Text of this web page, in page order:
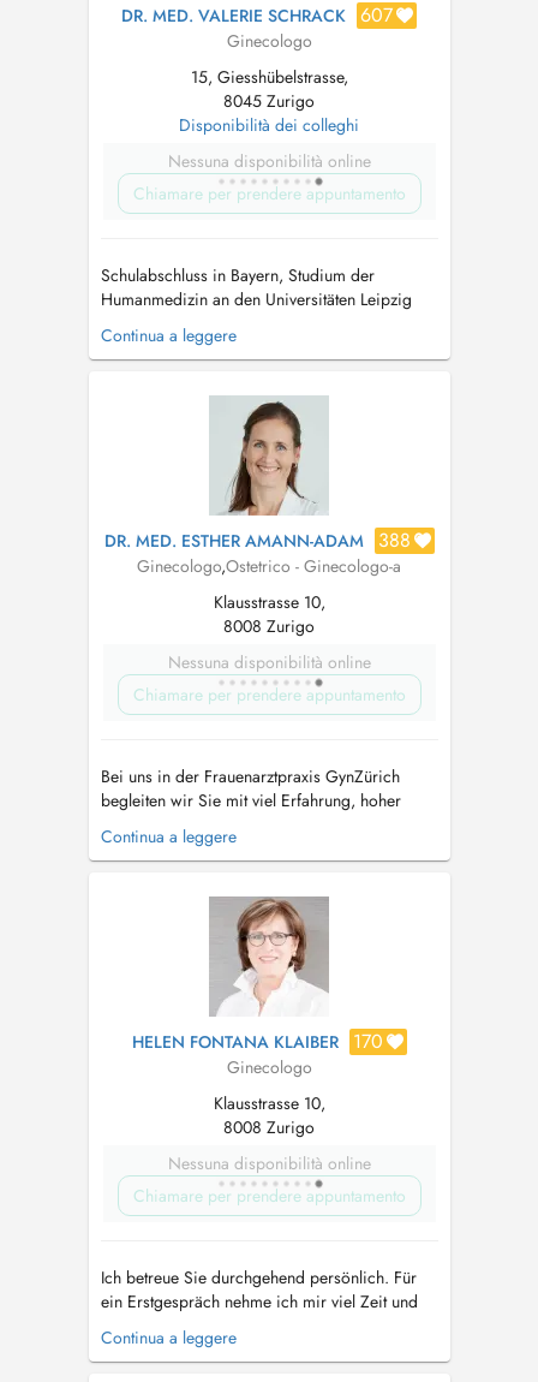
DR. MED. VALERIE SCHRACK 607
Ginecologo
15, Giesshübelstrasse,
8045 Zurigo
Disponibilità dei colleghi
Nessuna disponibilità online
Chiamare per prendere appuntamento
Schulabschluss in Bayern, Studium der
Humanmedizin an den Universitäten Leipzig
und Göttingen. Seit 2002 in der Schweiz,
Facharztausbildung FMH Gynäkologie und
Männedorf, Winterthur und Zug, Praxistätigkeit
seit 2007. Seit 2013 selbständig als
Gynäkologin in Zü...
Continua a leggere
DR. MED. ESTHER AMANN-ADAM 388
Ginecologo,Ostetrico - Ginecologo-a
Klausstrasse 10,
8008 Zurigo
Nessuna disponibilità online
Chiamare per prendere appuntamento
Bei uns in der Frauenarztpraxis GynZürich
begleiten wir Sie mit viel Erfahrung, hoher
Fachkompetenz und Einfühlungsvermögen von
Frau zu Frau. In unserer Praxis bieten wir
Frauenheilkunde an. Für ambulante und
stationäre Operationen kooperieren wir auf
Continua a leggere
HELEN FONTANA KLAIBER 170
Ginecologo
Klausstrasse 10,
8008 Zurigo
Nessuna disponibilità online
Chiamare per prendere appuntamento
Ich betreue Sie durchgehend persönlich. Für
ein Erstgespräch nehme ich mir viel Zeit und
möchte ihre individuelle Situation genau
verstehen. Nach einer umfassenden Abklärung
Continua a leggere